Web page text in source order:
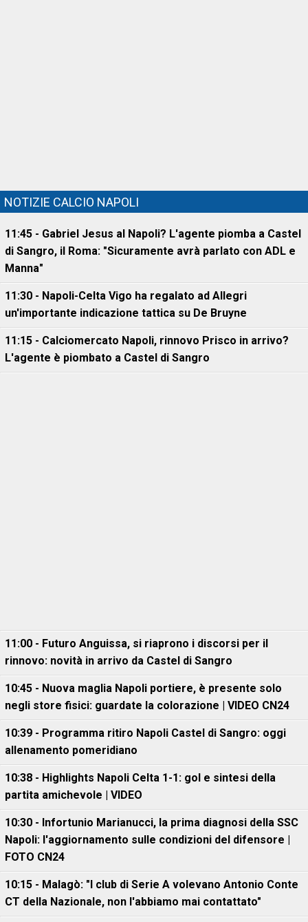
NOTIZIE CALCIO NAPOLI
11:45 - Gabriel Jesus al Napoli? L'agente piomba a Castel
di Sangro, il Roma: "Sicuramente avrà parlato con ADL e
Manna"
11:30 - Napoli-Celta Vigo ha regalato ad Allegri
un'importante indicazione tattica su De Bruyne
11:15 - Calciomercato Napoli, rinnovo Prisco in arrivo?
L'agente è piombato a Castel di Sangro
11:00 - Futuro Anguissa, si riaprono i discorsi per il
rinnovo: novità in arrivo da Castel di Sangro
10:45 - Nuova maglia Napoli portiere, è presente solo
negli store fisici: guardate la colorazione | VIDEO CN24
10:39 - Programma ritiro Napoli Castel di Sangro: oggi
allenamento pomeridiano
10:38 - Highlights Napoli Celta 1-1: gol e sintesi della
partita amichevole | VIDEO
10:30 - Infortunio Marianucci, la prima diagnosi della SSC
Napoli: l'aggiornamento sulle condizioni del difensore |
FOTO CN24
10:15 - Malagò: "I club di Serie A volevano Antonio Conte
CT della Nazionale, non l'abbiamo mai contattato"